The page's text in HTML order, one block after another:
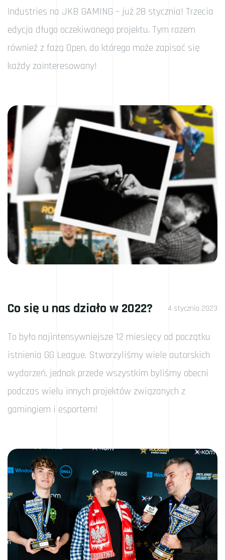
Industries na JKB GAMING – już 28 stycznia! Trzecia
edycja długo oczekiwanego projektu. Tym razem
również z fazą Open, do którego może zapisać się
każdy zainteresowany!
Co się u nas działo w 2022? 4 stycznia 2023
To było najintensywniejsze 12 miesięcy od początku
istnienia GG League. Stworzyliśmy wiele autorskich
wydarzeń, jednak przede wszystkim byliśmy obecni
podczas wielu innych projektów związanych z
gamingiem i esportem!